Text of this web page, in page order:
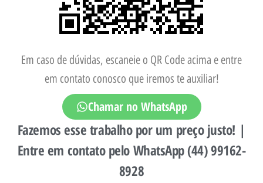
Em caso de dúvidas, escaneie o QR Code acima e entre
em contato conosco que iremos te auxiliar!
Chamar no WhatsApp
Fazemos esse trabalho por um preço justo! |
Entre em contato pelo WhatsApp (44) 99162-
8928